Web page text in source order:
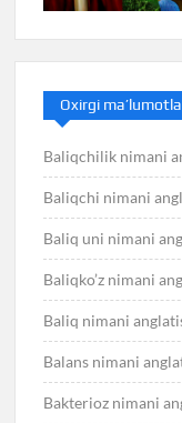
Oxirgi
Baliqchilik nimani
Baliqchi nimani
Baliq uni nimani
Baliqko’z nimani
Baliq nimani
Balans nimani
Bakterioz nimani